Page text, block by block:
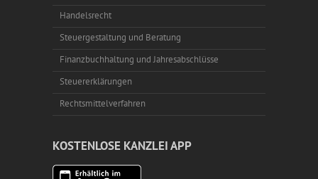
Handelsrecht
Steuergestaltung und Beratung
Finanzbuchhaltung und Jahresabschlüsse
Steuererklärungen
Rechtsmittelverfahren
KOSTENLOSE KANZLEI APP